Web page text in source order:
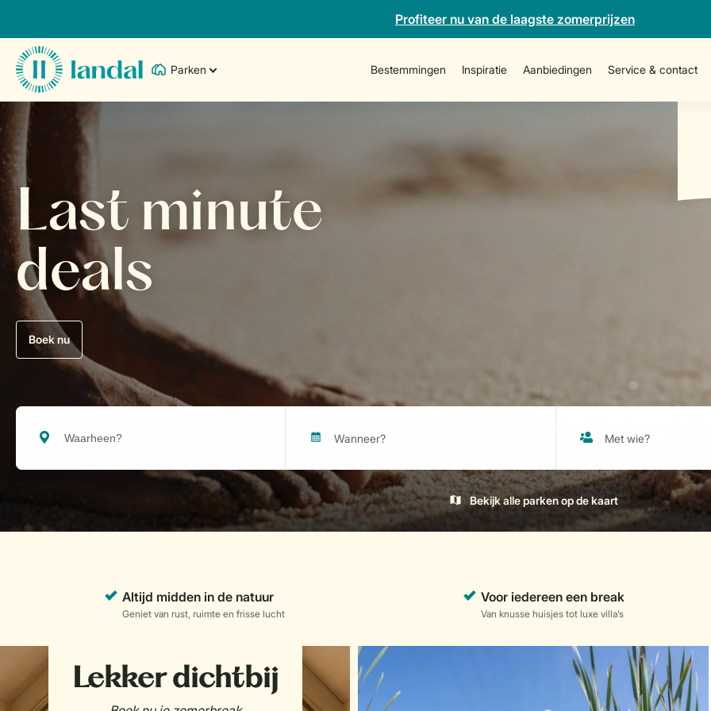
Profiteer nu van de laagste zomerprijzen
Parken Bestemmingen Inspiratie Aanbiedingen Service & contact
Last minute
deals
Boek nu
Bekijk alle parken op de kaart